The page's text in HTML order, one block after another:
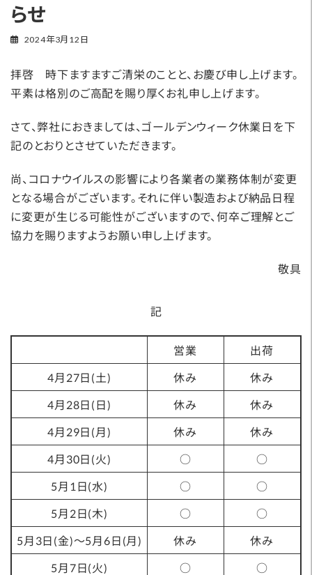
らせ
2024年3月12日
拝啓 時下ますますご清栄のことと、お慶び申し上げます。
平素は格別のご高配を賜り厚くお礼申し上げます。
さて、弊社におきましては、ゴールデンウィーク休業日を下
記のとおりとさせていただきます。
尚、コロナウイルスの影響により各業者の業務体制が変更
となる場合がございます。それに伴い製造および納品日程
に変更が生じる可能性がございますので、何卒ご理解とご
協力を賜りますようお願い申し上げます。
敬具
記
4月27日(土)
4月28日(日)
4月29日(月)
4月30日(火)
営業
休み
休み
休み
○
出荷
休み
休み
休み
○
5月1日(水)
5月2日(木)
5月3日(金)～5月6日(月)
5月7日(火)
○
○
休み
○
○
○
休み
○